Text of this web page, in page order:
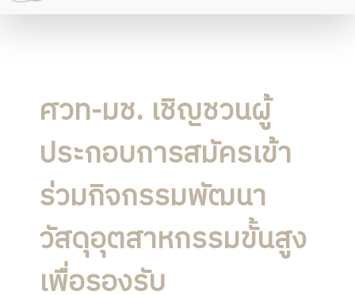
ศวท-มช. เชิญชวนผู้
ประกอบการสมัครเข้า
ร่วมกิจกรรมพัฒนา
วัสดุอุตสาหกรรมขั้นสูง
เพื่อรองรับ